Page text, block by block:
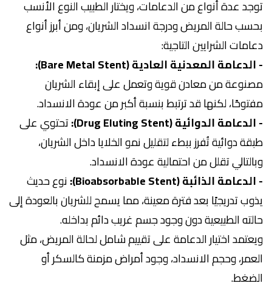
توجد عدة أنواع من الدعامات، ويختار الطبيب النوع الأنسب
بحسب حالة المريض ودرجة انسداد الشريان، ومن أبرز أنواع
دعامات الشرايين التاجية:
- الدعامة المعدنية العادية (Bare Metal Stent):
مصنوعة من معادن قوية وتعمل على إبقاء الشريان
مفتوحًا، لكنها قد ترتبط بنسبة أكبر من عودة الانسداد.
- الدعامة الدوائية (Drug Eluting Stent):
تحتوي على
طبقة دوائية تُفرز ببطء لتقليل نمو الخلايا داخل الشريان،
وبالتالي تقلل من احتمالية عودة الانسداد.
- الدعامة الذائبة (Bioabsorbable Stent):
نوع حديث
يذوب تدريجيًا بعد فترة معينة، مما يسمح للشريان بالعودة إلى
حالته الطبيعية دون وجود جسم غريب دائم بداخله.
ويعتمد اختيار الدعامة على تقييم شامل لحالة المريض، مثل
العمر، وحجم الانسداد، وجود أمراض مزمنة كالسكر أو
الضغط.